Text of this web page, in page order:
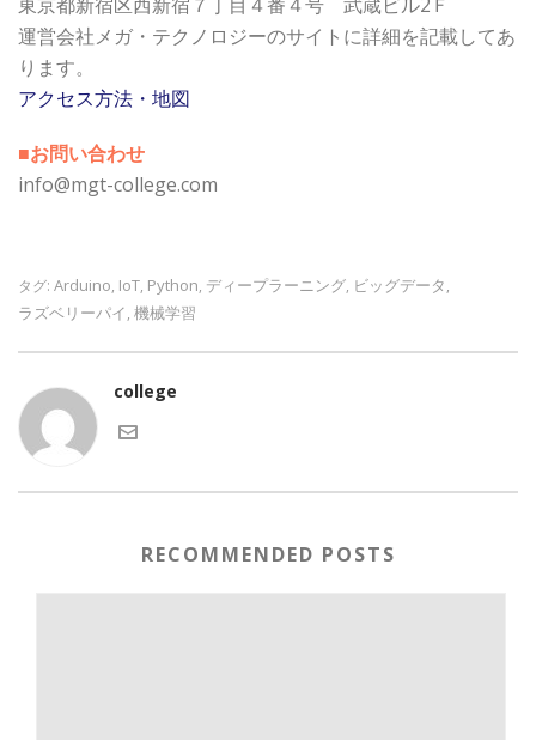
運営会社メガ・テクノロジーのサイトに詳細を記載してあ
ります。
アクセス方法・地図
■お問い合わせ
info@mgt-college.com
タグ: Arduino, IoT, Python, ディープラーニング, ビッグデータ,
ラズベリーパイ, 機械学習
college
RECOMMENDED POSTS